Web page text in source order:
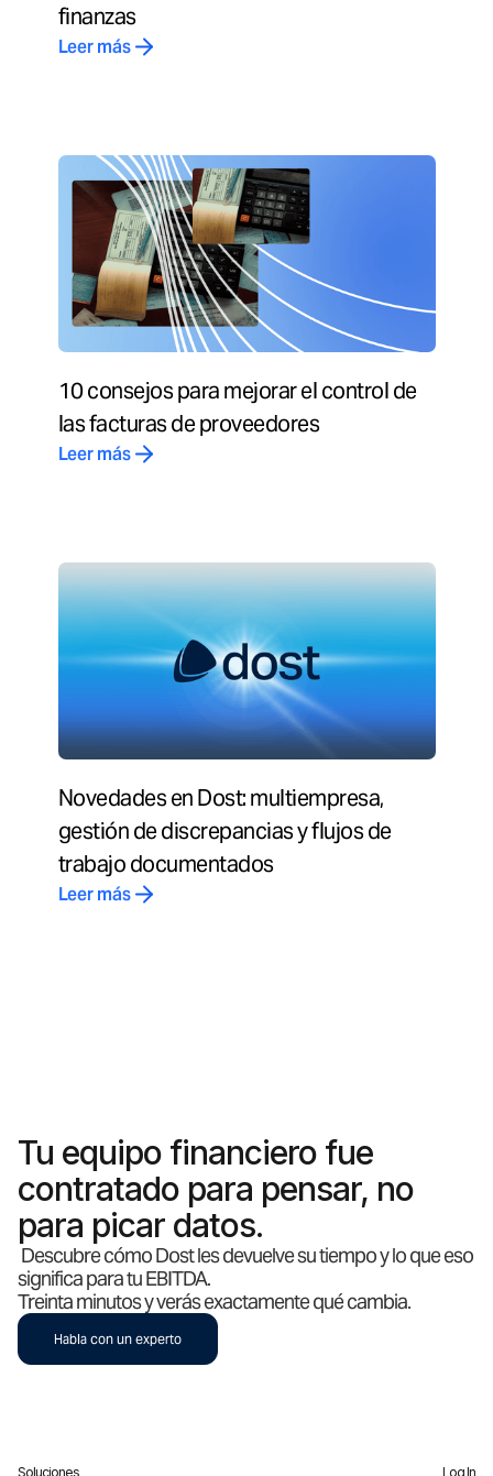
finanzas
Leer más
10 consejos para mejorar el control de
las facturas de proveedores
Leer más
Novedades en Dost: multiempresa,
gestión de discrepancias y flujos de
trabajo documentados
Leer más
Tu equipo financiero fue
contratado para pensar, no
para picar datos.
Descubre cómo Dost les devuelve su tiempo y lo que eso
significa para tu EBITDA.
Treinta minutos y verás exactamente qué cambia.
Habla con un experto
Soluciones Log In